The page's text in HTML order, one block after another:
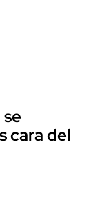
cara del